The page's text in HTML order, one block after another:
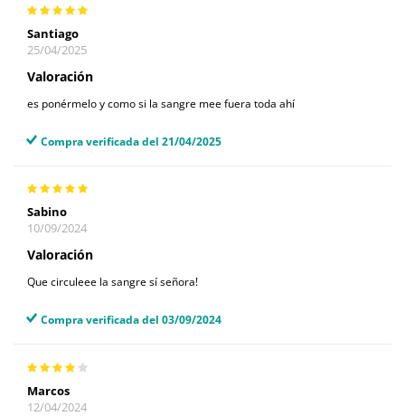
Santiago
25/04/2025
Valoración
es ponérmelo y como si la sangre mee fuera toda ahí
Compra verificada del 21/04/2025
Sabino
10/09/2024
Valoración
Que circuleee la sangre sí señora!
Compra verificada del 03/09/2024
Marcos
12/04/2024